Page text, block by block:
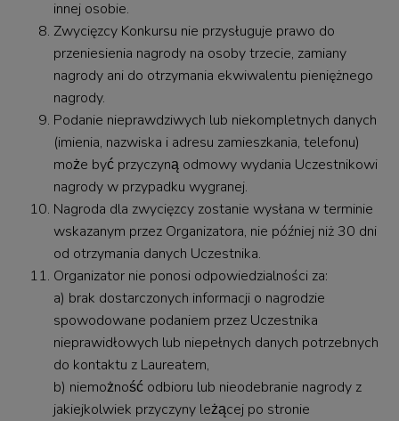
innej osobie.
Zwycięzcy Konkursu nie przysługuje prawo do
przeniesienia nagrody na osoby trzecie, zamiany
nagrody ani do otrzymania ekwiwalentu pieniężnego
nagrody.
Podanie nieprawdziwych lub niekompletnych danych
(imienia, nazwiska i adresu zamieszkania, telefonu)
może być przyczyną odmowy wydania Uczestnikowi
nagrody w przypadku wygranej.
Nagroda dla zwycięzcy zostanie wysłana w terminie
wskazanym przez Organizatora, nie później niż 30 dni
od otrzymania danych Uczestnika.
Organizator nie ponosi odpowiedzialności za:
a) brak dostarczonych informacji o nagrodzie
spowodowane podaniem przez Uczestnika
nieprawidłowych lub niepełnych danych potrzebnych
do kontaktu z Laureatem,
b) niemożność odbioru lub nieodebranie nagrody z
jakiejkolwiek przyczyny leżącej po stronie